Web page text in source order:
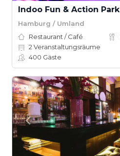
Indoo Fun & Action Park
Hamburg / Umland
Restaurant / Café
2 Veranstaltungsräume
400 Gäste